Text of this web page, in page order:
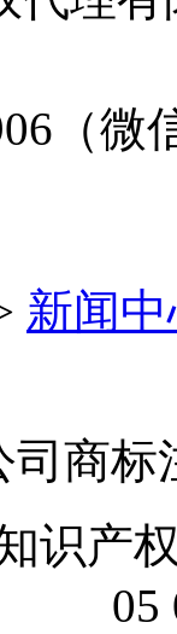
（微
新闻
司商标
识产
05